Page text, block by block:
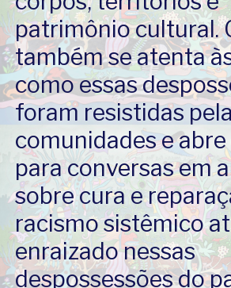
patrimônio cultural.
também se atenta
como essas
foram resistidas
comunidades e
para conversas em
sobre cura e
racismo sistêmico
enraizado nessas
despossessões do